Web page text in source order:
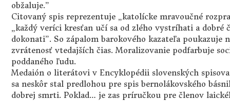
obžaluje.”
Citovaný spis reprezentuje „katolícke mravoučné
„každý veríci kresťan učí sa od zlého vystríhati a
dokonati”. So zápalom barokového kazateľa poukazuje
zvrátenosť vtedajších čias. Moralizovanie podfarbuje
poddaného ľudu.
Medaión o literátovi v Encyklopédii slovenských
sa neskôr stal predlohou pre spis bernolákovského
dobrej smrti. Poklad… je zas príručkou pre členov